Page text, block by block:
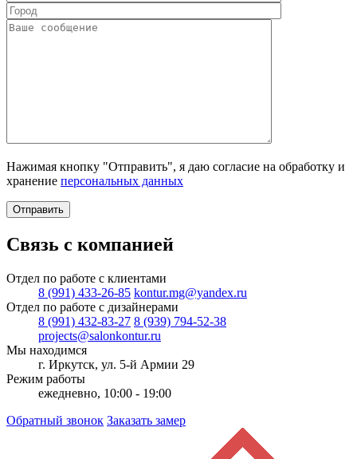
Нажимая кнопку "Отправить", я даю согласие на обработку и
хранение персональных данных
Отправить
Связь с компанией
Отдел по работе с клиентами
8 (991) 433-26-85 kontur.mg@yandex.ru
Отдел по работе с дизайнерами
8 (991) 432-83-27 8 (939) 794-52-38
projects@salonkontur.ru
Мы находимся
г. Иркутск, ул. 5-й Армии 29
Режим работы
ежедневно, 10:00 - 19:00
Обратный звонок Заказать замер